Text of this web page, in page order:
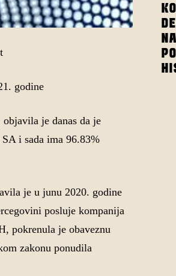
godine
je danas da je
i sada ima 96.83%
je u junu 2020. godine
posluje kompanija
pokrenula je obaveznu
zakonu ponudila